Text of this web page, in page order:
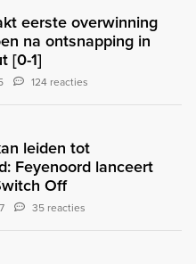
eerste overwinning
na ontsnapping in
[0-1]
124 reacties
leiden tot
Feyenoord lanceert
Off
35 reacties